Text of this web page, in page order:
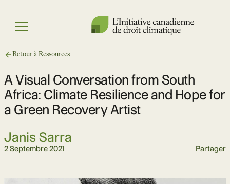
content
Menu
Retour à Ressources
A Visual Conversation from South
Africa: Climate Resilience and Hope for
a Green Recovery Artist
Janis Sarra
2 Septembre 2021 Partager